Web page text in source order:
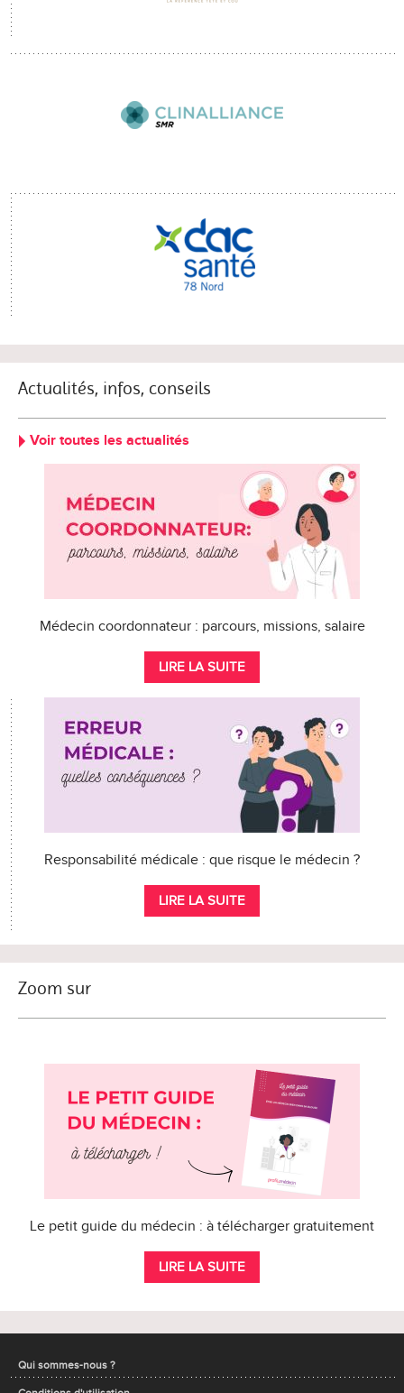
Actualités, infos, conseils
Voir toutes les actualités
Médecin coordonnateur : parcours, missions, salaire
LIRE LA SUITE
Responsabilité médicale : que risque le médecin ?
LIRE LA SUITE
Zoom sur
Le petit guide du médecin : à télécharger gratuitement
LIRE LA SUITE
Qui sommes-nous ?